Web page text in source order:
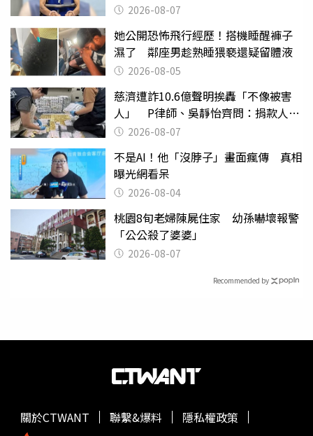
2026-08-07
她公開恐怖飛行經歷！搭機睡醒褲子
濕了 鄰座男趁熟睡猥褻還疑留體液
2026-08-05
慈濟遭詐10.6億聲明挨轟「不像被害
人」 P律師、吳靜怡齊問：捐款人有
權知道真相
2026-08-07
不是AI！他「沒脖子」畫面瘋傳 真相
曝光網看呆
2026-08-04
桃園8旬老婦陳屍住家 幼孫嚇壞報警
「公公殺了婆婆」
2026-08-07
Recommended by
關於CTWANT 聯繫&爆料
隱私權政策